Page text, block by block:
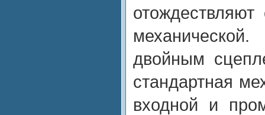
отождествляют
двойным
стандартная
входной и